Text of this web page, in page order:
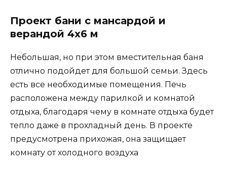
Проект бани с мансардой и
верандой 4х6 м
Небольшая, но при этом вместительная баня
отлично подойдет для большой семьи. Здесь
есть все необходимые помещения. Печь
расположена между парилкой и комнатой
отдыха, благодаря чему в комнате отдыха будет
тепло даже в прохладный день. В проекте
предусмотрена прихожая, она защищает
комнату от холодного воздуха